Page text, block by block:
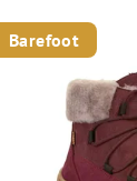
Barefoot